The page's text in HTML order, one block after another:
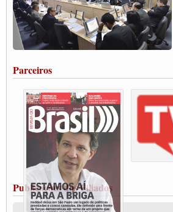
Paulinho, presidente da CNTTL, faz balanço do 3º
Caminhoneiros aprovam greve a partir do 1º de
Rodoviários de Feira Santana fazem Assembleia para
salarial
Vacina Já: Lockdown de 24 horas dos trabalhadores em
Condutores de Guarulhos farão greve sanitária nesta
Paralisação dos Caminhoneiros na #BR285,
Rio Grande
Caminhoneiros bloqueiam duas faixas na Castello
Modal-Live #13 Aumento da Violência Contra Mulher
Trabalhadora em Tempos de Pandemia
MODAL-LIVE#12 POLÍTICAS PÚBLICAS DE
CLASSE TRABALHADORA E ELEIÇÕES NA
MODAL-LIVE#11 POLÍTICAS PÚBLICAS DE
Parceiros
Publicações dos Filiados